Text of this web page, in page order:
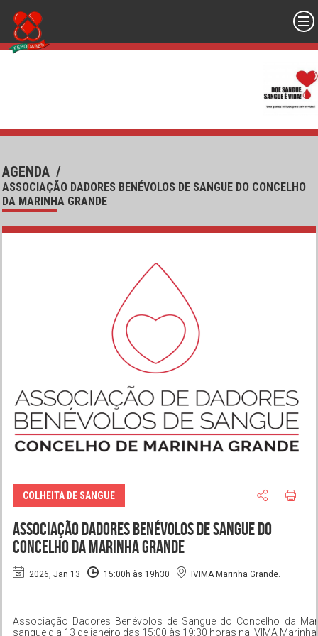
AGENDA /
ASSOCIAÇÃO DADORES BENÉVOLOS DE SANGUE DO CONCELHO
DA MARINHA GRANDE
COLHEITA DE SANGUE
Associação Dadores Benévolos de Sangue do
Concelho da Marinha Grande
2026, Jan 13 15:00h às 19h30 IVIMA Marinha Grande.
Associação Dadores Benévolos de Sangue do Concelho da
sangue dia 13 de janeiro das 15:00 às 19:30 horas na IVIMA Marinha